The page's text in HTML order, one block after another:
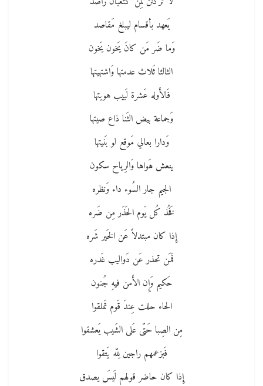
يَعهد بأقسام ليبلغ مَقاصد
وَما ضَر مَن كانَ يَخون يَخون
الثالثا ثَلاث عدمتها وَاشتهيتها
فَالأَوله عَشرة لَبيب هويتها
وَجماعة بيض الثَنا ذاع صيتها
وَدارا بعالي مَوقع لو بَنيتها
ينعش هَواها وَالرِياح سكون
الجيم جار السُوء داء وَنظره
فَخُذ كُل يَوم الحَذَر مِن ضَره
إِذا كان مبتدلاً عَن الخَير شَره
فَمَن تحذر عَن دَواليب غَدره
حَكيم وَإِن الأَمن فيهِ جُنون
الحاء حللت عِندَ قَوم تَملقوا
مِن الصِبا حَتّى عَلى الشَيب يَعشقوا
فَبزعمهم راجين لِلّه يَتقوا
إِذا كان حاضر قولهم لَيسَ يصدق